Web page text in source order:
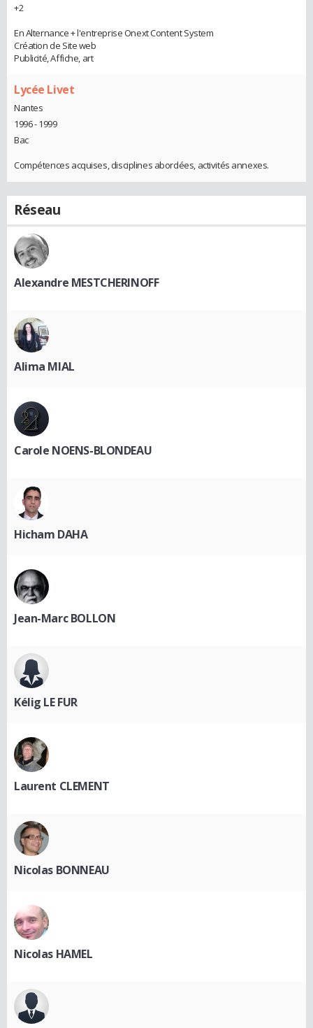
+2
En Alternance + l'entreprise Onext Content System
Création de Site web
Publicité, Affiche, art
Lycée Livet
Nantes
1996 - 1999
Bac
Compétences acquises, disciplines abordées, activités annexes.
Réseau
Alexandre MESTCHERINOFF
Alima MIAL
Carole NOENS-BLONDEAU
Hicham DAHA
Jean-Marc BOLLON
Kélig LE FUR
Laurent CLEMENT
Nicolas BONNEAU
Nicolas HAMEL